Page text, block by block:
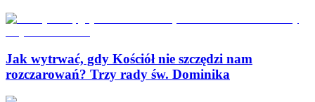
Jak wytrwać, gdy Kościół nie szczędzi nam
rozczarowań? Trzy rady św. Dominika